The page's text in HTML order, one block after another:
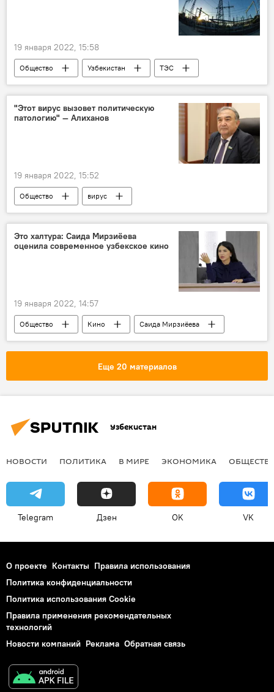
19 января 2022, 15:58
Общество Узбекистан ТЭС
"Этот вирус вызовет политическую
патологию" — Алиханов
19 января 2022, 15:52
Общество вирус
Это халтура: Саида Мирзиёева
оценила современное узбекское кино
19 января 2022, 14:57
Общество Кино Саида Мирзиёева
Еще 20 материалов
Узбекистан
НОВОСТИ ПОЛИТИКА В МИРЕ ЭКОНОМИКА
Telegram Дзен OK VK
О проекте Контакты Правила использования
Политика конфиденциальности
Политика использования Cookie
Правила применения рекомендательных
технологий
Новости компаний Реклама Обратная связь